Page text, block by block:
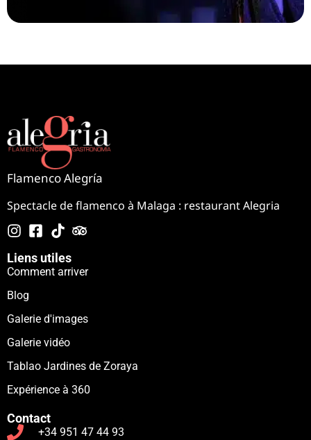
Flamenco Alegría
Spectacle de flamenco à Malaga : restaurant Alegria
Liens utiles
Comment arriver
Blog
Galerie d'images
Galerie vidéo
Tablao Jardines de Zoraya
Expérience à 360
Contact
+34 951 47 44 93